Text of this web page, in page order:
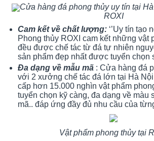
Cửa hàng đá phong thủy uy tín tại
ROXI
Cam kết về chất lượng: ‘’Uy tín tạo
Phong thủy ROXI cam kết những vật
đều được chế tác từ đá tự nhiên
sản phẩm đẹp nhất được tuyển chọn
Đa dạng về mẫu mã : Cửa hàng đá
với 2 xưởng chế tác đá lớn tại Hà
cấp hơn 15.000 nghìn vật phẩm
tuyển chọn kỹ càng, đa dạng về màu
mã.. đáp ứng đầy đủ nhu cầu của
Vật phẩm phong thủy tại